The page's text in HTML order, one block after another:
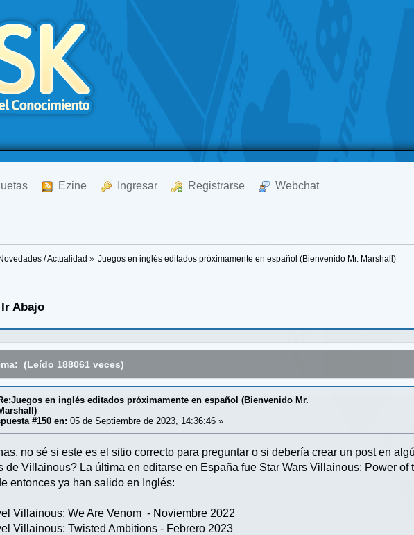
Ezine Ingresar Registrarse Webchat
Novedades / Actualidad » Juegos en inglés editados próximamente en español (Bienvenido Mr. Marshall)
Ir Abajo
(Leído 188061 veces)
en inglés editados próximamente en español (Bienvenido Mr.
#150 en: 05 de Septiembre de 2023, 14:36:46 »
no sé si este es el sitio correcto para preguntar o si debería crear un post en
de Villainous? La última en editarse en España fue Star Wars Villainous: Power
entonces ya han salido en Inglés:
Villainous: We Are Venom - Noviembre 2022
Villainous: Twisted Ambitions - Febrero 2023